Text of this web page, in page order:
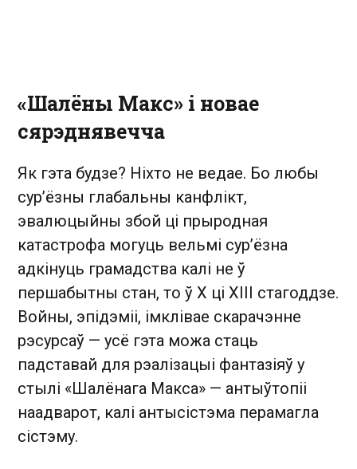
«Шалёны Макс» і новае
сярэднявечча
Як гэта будзе? Ніхто не ведае. Бо любы
сур’ёзны глабальны канфлікт,
эвалюцыйны збой ці прыродная
катастрофа могуць вельмі сур’ёзна
адкінуць грамадства калі не ў
першабытны стан, то ў Х ці ХІІІ стагоддзе.
Войны, эпідэміі, імклівае скарачэнне
рэсурсаў — усё гэта можа стаць
падставай для рэалізацыі фантазіяў у
стылі «Шалёнага Макса» — антыўтопіі
наадварот, калі антысістэма перамагла
сістэму.